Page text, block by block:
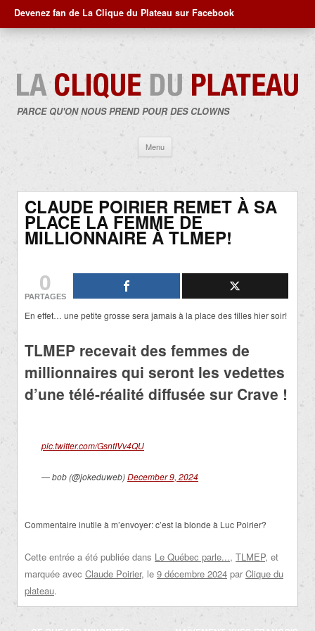
Devenez fan de La Clique du Plateau sur Facebook
PARCE QU'ON NOUS PREND POUR DES CLOWNS
Menu
contenu
CLAUDE POIRIER REMET À SA
PLACE LA FEMME DE
MILLIONNAIRE À TLMEP!
0
PARTAGES
En effet… une petite grosse sera jamais à la place des filles hier soir!
TLMEP recevait des femmes de
millionnaires qui seront les vedettes
d’une télé-réalité diffusée sur Crave !
pic.twitter.com/GsntIVv4QU
— bob (@jokeduweb)December 9, 2024
Commentaire inutile à m’envoyer: c’est la blonde à Luc Poirier?
Cette entrée a été publiée dans Le Québec parle..., TLMEP, et
marquée avec Claude Poirier, le 9 décembre 2024 par Clique du
plateau.